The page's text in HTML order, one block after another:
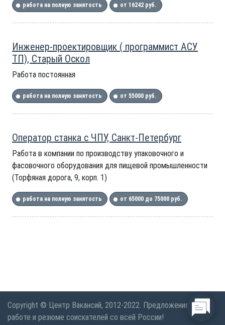
работа на полную занятость от 16242 руб.
Инженер-проектировщик ( программист АСУ
ТП), Старый Оскол
Работа постоянная
работа на полную занятость от 55000 руб.
Оператор станка с ЧПУ, Санкт-Петербург
Работа в компании по производству упаковочного и
фасовочного оборудования для пищевой промышленности
(Торфяная дорога, 9, корп. 1)
работа на полную занятость от 65000 до 75000 руб.
Copyright © Центр Вакансий, 2012-2022. Предложения по
работе и резюме соискателей со всей России!